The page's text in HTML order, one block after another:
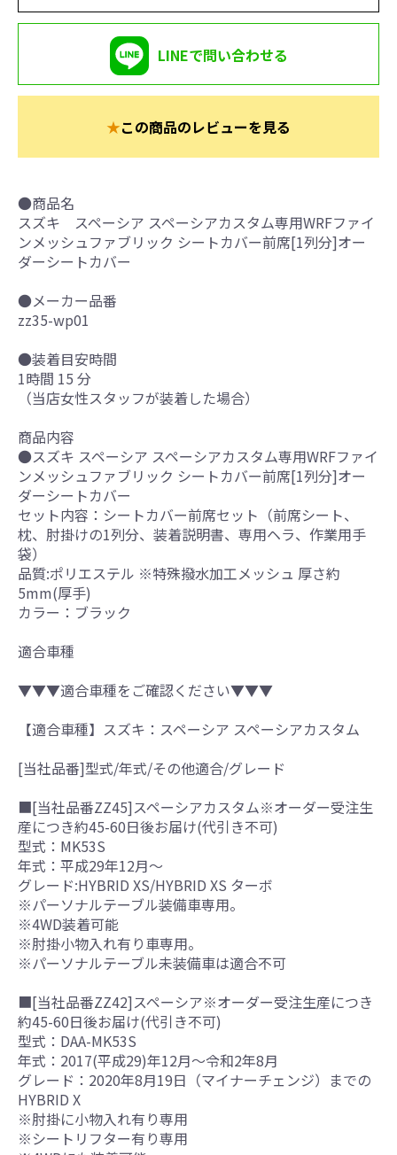
LINEで問い合わせる
★この商品のレビューを見る
●商品名
スズキ スペーシア スペーシアカスタム専用WRFファイ
ンメッシュファブリック シートカバー前席[1列分]オー
ダーシートカバー
●メーカー品番
zz35-wp01
●装着目安時間
1時間 15 分
（当店女性スタッフが装着した場合）
商品内容
●スズキ スペーシア スペーシアカスタム専用WRFファイ
ンメッシュファブリック シートカバー前席[1列分]オー
ダーシートカバー
セット内容：シートカバー前席セット（前席シート、
枕、肘掛けの1列分、装着説明書、専用ヘラ、作業用手
袋）
品質:ポリエステル ※特殊撥水加工メッシュ 厚さ約
5mm(厚手)
カラー：ブラック
適合車種
▼▼▼適合車種をご確認ください▼▼▼
【適合車種】スズキ：スペーシア スペーシアカスタム
[当社品番]型式/年式/その他適合/グレード
■[当社品番ZZ45]スペーシアカスタム※オーダー受注生
産につき約45-60日後お届け(代引き不可)
型式：MK53S
年式：平成29年12月～
グレード:HYBRID XS/HYBRID XS ターボ
※パーソナルテーブル装備車専用。
※4WD装着可能
※肘掛小物入れ有り車専用。
※パーソナルテーブル未装備車は適合不可
■[当社品番ZZ42]スペーシア※オーダー受注生産につき
約45-60日後お届け(代引き不可)
型式：DAA-MK53S
年式：2017(平成29)年12月～令和2年8月
グレード：2020年8月19日（マイナーチェンジ）までの
HYBRID X
※肘掛に小物入れ有り専用
※シートリフター有り専用